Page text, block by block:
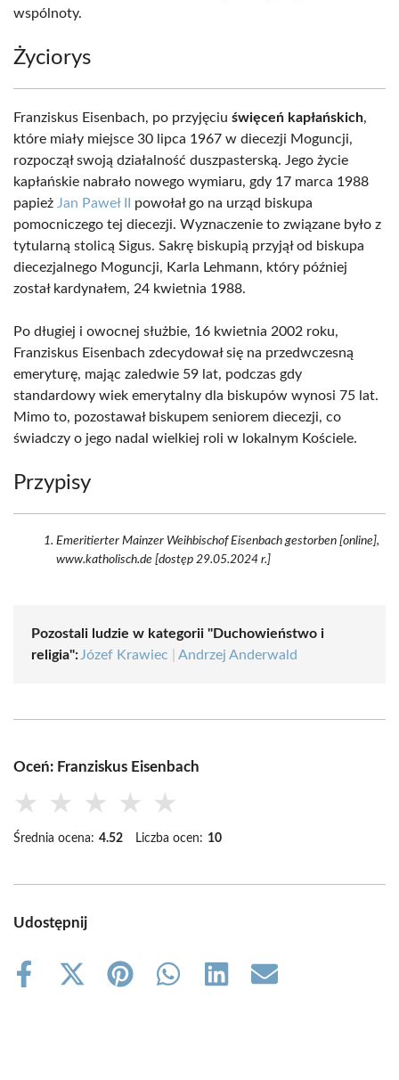
wspólnoty.
Życiorys
Franziskus Eisenbach, po przyjęciu święceń kapłańskich,
które miały miejsce 30 lipca 1967 w diecezji Moguncji,
rozpoczął swoją działalność duszpasterską. Jego życie
kapłańskie nabrało nowego wymiaru, gdy 17 marca 1988
papież Jan Paweł II
powołał go na urząd biskupa
pomocniczego tej diecezji. Wyznaczenie to związane było z
tytularną stolicą Sigus. Sakrę biskupią przyjął od biskupa
diecezjalnego Moguncji, Karla Lehmann, który później
został kardynałem, 24 kwietnia 1988.
Po długiej i owocnej służbie, 16 kwietnia 2002 roku,
Franziskus Eisenbach zdecydował się na przedwczesną
emeryturę, mając zaledwie 59 lat, podczas gdy
standardowy wiek emerytalny dla biskupów wynosi 75 lat.
Mimo to, pozostawał biskupem seniorem diecezji, co
świadczy o jego nadal wielkiej roli w lokalnym Kościele.
Przypisy
Emeritierter Mainzer Weihbischof Eisenbach gestorben [online],
www.katholisch.de [dostęp 29.05.2024 r.]
Pozostali ludzie w kategorii "Duchowieństwo i
religia": Józef Krawiec Andrzej Anderwald
Oceń: Franziskus Eisenbach
★ ★ ★ ★ ★
Średnia ocena: 4.52 Liczba ocen: 10
Udostępnij
Share
Share
Share
Share
Share
Share